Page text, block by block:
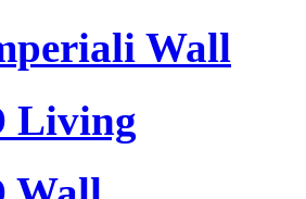
Wall
Living